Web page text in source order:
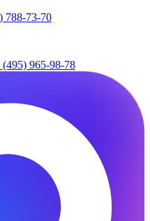
788-73-70
(495) 965-98-78